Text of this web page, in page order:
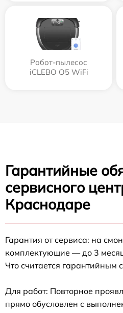
Робот-пылесос
iCLEBO O5 WiFi
Гарантийные
сервисного
Краснодаре
Гарантия от сервиса: на
комплектующие — до 3
Что считается гарантийным
Для работ: Повторное
прямо обусловлен с